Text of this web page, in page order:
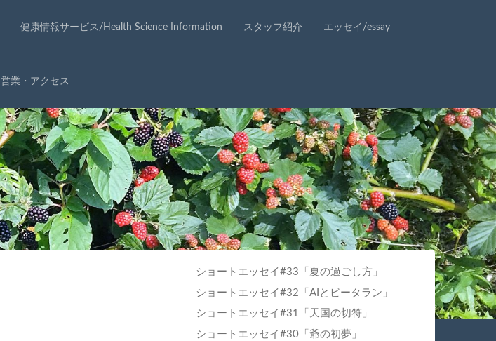
健康情報サービス/Health Science Information スタッフ紹介 エッセイ/essay
営業・アクセス
ショートエッセイ#33「夏の過ごし方」
ショートエッセイ#32「AIとビータラン」
ショートエッセイ#31「天国の切符」
ショートエッセイ#30「爺の初夢」